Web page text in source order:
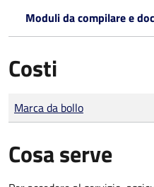
Moduli da compilare e
Costi
Tipo di pagamento
Importo
Marca da bollo
Cosa serve